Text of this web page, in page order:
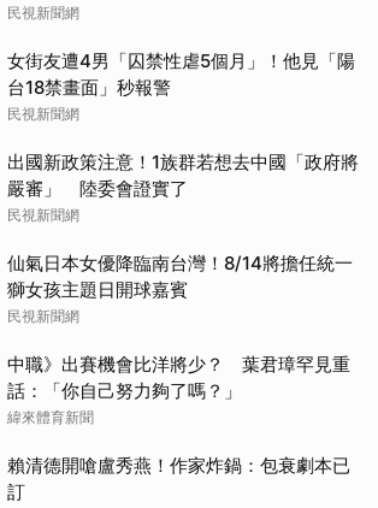
民視新聞網
女街友遭4男「囚禁性虐5個月」！他見「陽
台18禁畫面」秒報警
民視新聞網
出國新政策注意！1族群若想去中國「政府將
嚴審」 陸委會證實了
民視新聞網
仙氣日本女優降臨南台灣！8/14將擔任統一
獅女孩主題日開球嘉賓
民視新聞網
中職》出賽機會比洋將少？ 葉君璋罕見重
話：「你自己努力夠了嗎？」
緯來體育新聞
賴清德開嗆盧秀燕！作家炸鍋：包衰劇本已
訂